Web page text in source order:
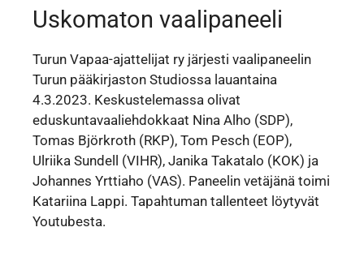
Uskomaton vaalipaneeli
Turun Vapaa-ajattelijat ry järjesti vaalipaneelin
Turun pääkirjaston Studiossa lauantaina
4.3.2023. Keskustelemassa olivat
eduskuntavaaliehdokkaat Nina Alho (SDP),
Tomas Björkroth (RKP), Tom Pesch (EOP),
Ulriika Sundell (VIHR), Janika Takatalo (KOK) ja
Johannes Yrttiaho (VAS). Paneelin vetäjänä toimi
Katariina Lappi. Tapahtuman tallenteet löytyvät
Youtubesta.